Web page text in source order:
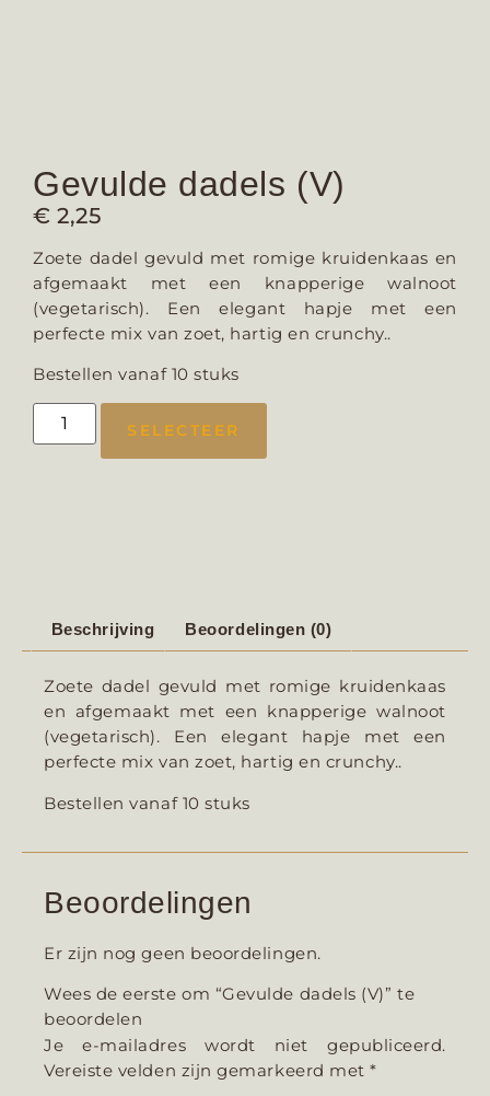
Gevulde dadels (V)
€ 2,25
Zoete dadel gevuld met romige kruidenkaas en
afgemaakt met een knapperige walnoot
(vegetarisch). Een elegant hapje met een
perfecte mix van zoet, hartig en crunchy..
Bestellen vanaf 10 stuks
SELECTEER
Beschrijving Beoordelingen (0)
Zoete dadel gevuld met romige kruidenkaas
en afgemaakt met een knapperige walnoot
(vegetarisch). Een elegant hapje met een
perfecte mix van zoet, hartig en crunchy..
Bestellen vanaf 10 stuks
Beoordelingen
Er zijn nog geen beoordelingen.
Wees de eerste om “Gevulde dadels (V)” te
beoordelen
Je e-mailadres wordt niet gepubliceerd.
Vereiste velden zijn gemarkeerd met*